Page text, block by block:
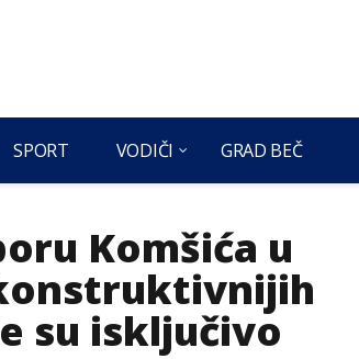
SPORT VODIČI GRAD BEČ
Komšića u
su isključivo